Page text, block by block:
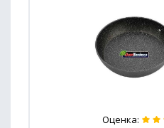
Оценка: